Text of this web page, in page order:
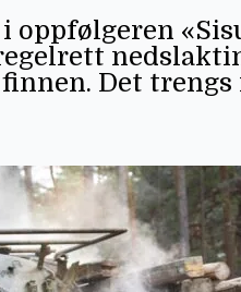
Det trengs